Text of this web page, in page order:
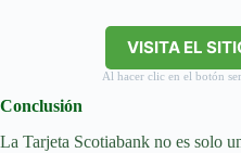
VISITA EL
Al hacer clic en el botón
Conclusión
La Tarjeta Scotiabank no es solo